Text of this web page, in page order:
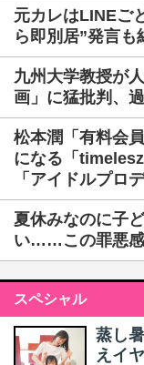
元カレはLINEご
ら即別居”発言
九州大学教授が
画」に猛批判、
松本潤「有料会
になる「
「アイドルプロ
夏休みなのに子
い……この罪悪感
スペシャル
蒸し
えイ